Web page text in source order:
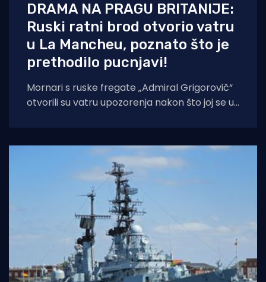
DRAMA NA PRAGU BRITANIJE:
Ruski ratni brod otvorio vatru
u La Mancheu, poznato što je
prethodilo pucnjavi!
Mornari s ruske fregate „Admiral Grigorovič“
otvorili su vatru upozorenja nakon što joj se u